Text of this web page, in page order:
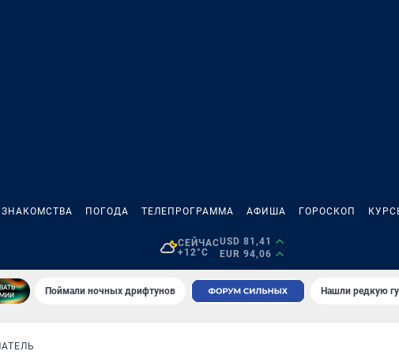
ЗНАКОМСТВА ПОГОДА ТЕЛЕПРОГРАММА АФИША ГОРОСКОП
СЕЙЧАС
+12°C
USD 81,41
EUR 94,06
Поймали ночных дрифтунов Нашли редкую